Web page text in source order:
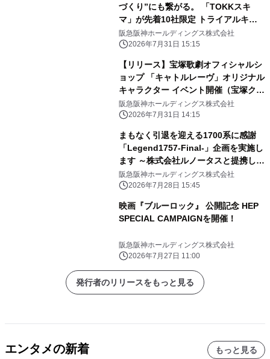
づくり”にも繋がる。 「TOKKスキ
マ」が先着10社限定 トライアルキャ
ンペーンを開始
阪急阪神ホールディングス株式会社
2026年7月31日 15:15
【リリース】宝塚歌劇オフィシャルシ
ョップ 「キャトルレーヴ」オリジナル
キャラクター イベント開催（宝塚クリ
エイティブアーツ）
阪急阪神ホールディングス株式会社
2026年7月31日 14:15
まもなく引退を迎える1700系に感謝
「Legend1757-Final-」企画を実施し
ます ～株式会社ルノータスと提携し
「Legend1757記念腕時計」を発売し
ます～
阪急阪神ホールディングス株式会社
2026年7月28日 15:45
映画『ブルーロック』 公開記念 HEP
SPECIAL CAMPAIGNを開催！
阪急阪神ホールディングス株式会社
2026年7月27日 11:00
発行者のリリースをもっと見る
エンタメの新着 もっと見る